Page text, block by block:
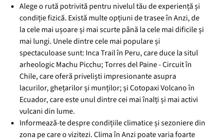
Alege o rută potrivită pentru nivelul tău de experiență și
condiție fizică. Există multe opțiuni de trasee în Anzi, de
la cele mai ușoare și mai scurte până la cele mai dificile și
mai lungi. Unele dintre cele mai populare și
spectaculoase sunt: Inca Trail în Peru, care duce la situl
arheologic Machu Picchu; Torres del Paine - Circuit în
Chile, care oferă priveliști impresionante asupra
lacurilor, ghețarilor și munților; și Cotopaxi Volcano în
Ecuador, care este unul dintre cei mai înalți și mai activi
vulcani din lume.
Informează-te despre condițiile climatice și sezoniere din
zona pe care o vizitezi. Clima în Anzi poate varia foarte